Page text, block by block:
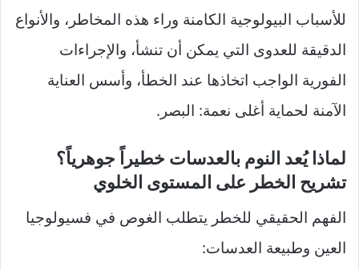
للأسباب البيولوجية الكامنة وراء هذه المخاطر، والأنواع
الدقيقة للعدوى التي يمكن أن تنشأ، والإجراءات
الفورية الواجب اتخاذها عند الخطأ، وأسس العناية
الآمنة لحماية أغلى نعمة: البصر.
لماذا يُعد النوم بالعدسات خطيراً جوهرياً؟
تشريح الخطر على المستوى الخلوي
الفهم الحقيقي للخطر يتطلب الغوص في فسيولوجيا
العين وطبيعة العدسات: